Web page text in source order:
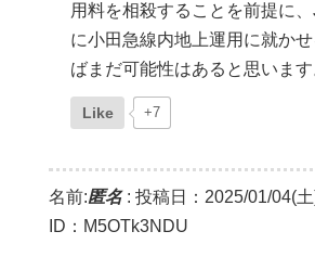
用料を相殺することを前提に
に小田急線内地上運用に就か
ばまだ可能性はあると思います
Like +7
名前:匿名: 投稿日：2025/01/04(
ID：M5OTk3NDU